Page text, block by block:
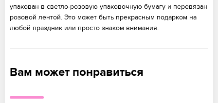
упакован в светло-розовую упаковочную бумагу и перевязан
розовой лентой. Это может быть прекрасным подарком на
любой праздник или просто знаком внимания.
Вам может понравиться